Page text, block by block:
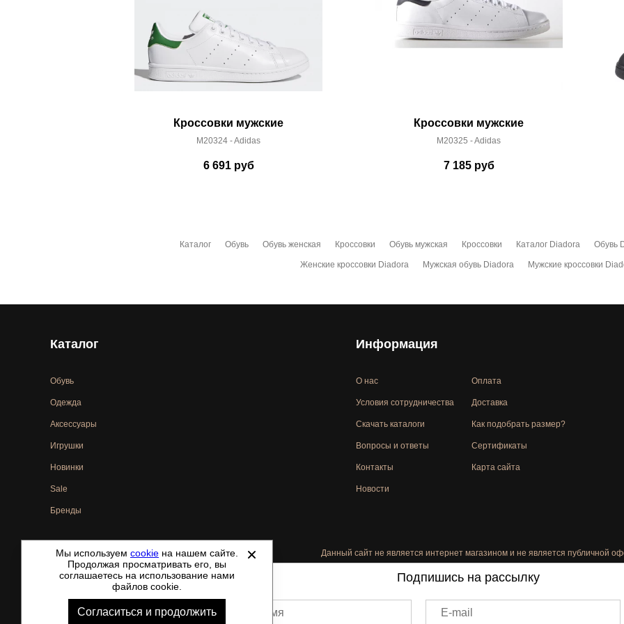
Кроссовки мужские
M20324 - Adidas
6 691руб
Кроссовки мужские
M20325 - Adidas
7 185руб
Каталог Обувь Обувь женская Кроссовки Обувь мужская Кроссовки Каталог Diadora Обувь
Женские кроссовки Diadora Мужская обувь Diadora Мужские кроссовки
Каталог
Обувь
Одежда
Аксессуары
Игрушки
Новинки
Sale
Бренды
Информация
О нас
Условия сотрудничества
Скачать каталоги
Вопросы и ответы
Контакты
Новости
Оплата
Доставка
Как подобрать размер?
Сертификаты
Карта сайта
©2021-2026 - ShoesTown.ru - все права защищены. Данный сайт не является интернет магазином и не является публичной
Мы используем cookie на нашем сайте.
Продолжая просматривать его, вы
соглашаетесь на использование нами
файлов cookie.
Согласиться и продолжить
Подпишись на рассылку
Ваше имя E-mail